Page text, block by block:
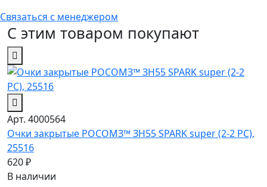
Связаться с менеджером
С этим товаром покупают
Арт. 4000564
Очки закрытые РОСОМЗ™ ЗН55 SPARK super (2-2 PC),
25516
620 ₽
В наличии